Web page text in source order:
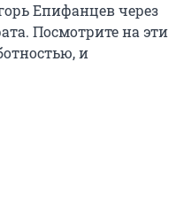
Епифанцев через
Посмотрите на эти
и